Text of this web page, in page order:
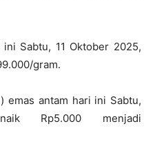
Sabtu, 11 Oktober 2025,
gram.
emas antam hari ini Sabtu,
Rp5.000 menjadi